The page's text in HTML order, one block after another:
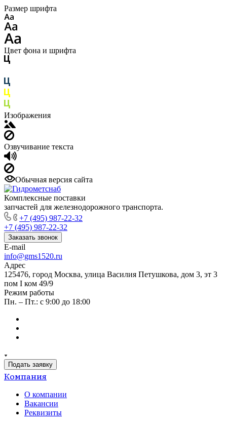
Размер шрифта
Цвет фона и шрифта
Изображения
Озвучивание текста
Обычная версия сайта
Комплексные поставки
запчастей для железнодорожного транспорта.
+7 (495) 987-22-32
+7 (495) 987-22-32
Заказать звонок
E-mail
info@gms1520.ru
Адрес
125476, город Москва, улица Василия Петушкова, дом 3, эт 3
пом I ком 49/9
Режим работы
Пн. – Пт.: с 9:00 до 18:00
Подать заявку
Компания
О компании
Вакансии
Реквизиты